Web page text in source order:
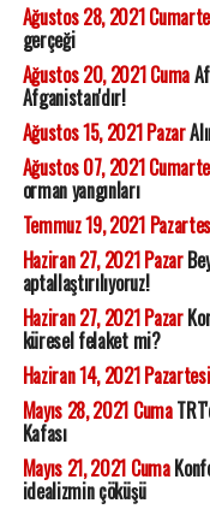
Ağustos 28, 2021
gerçeği
Ağustos 20, 2021 Cuma
Afganistan'dır!
Ağustos 15, 2021 Pazar
Ağustos 07, 2021
orman yangınları
Temmuz 19, 2021
Haziran 27, 2021 Pazar
aptallaştırılıyoruz!
Haziran 27, 2021 Pazar
küresel felaket mi?
Haziran 14, 2021 Pazartesi
Mayıs 28, 2021 Cuma
Kafası
Mayıs 21, 2021 Cuma
idealizmin çöküşü